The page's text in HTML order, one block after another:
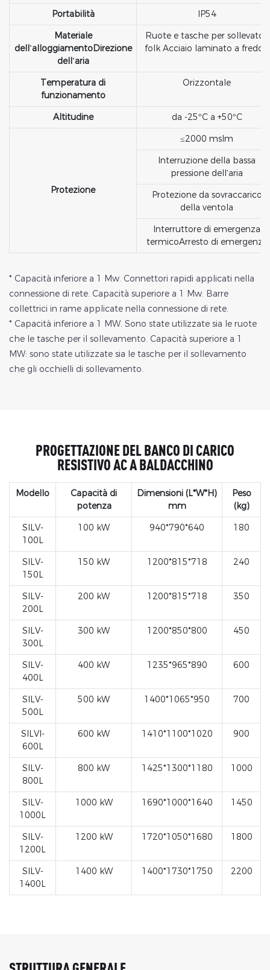
Portabilità
IP54
Materiale
dell'alloggiamentoDirezione
dell'aria
Ruote e tasche per sollevatori
folk Acciaio laminato a freddo
Temperatura di
funzionamento
Orizzontale
Altitudine da -25°C a +50°C
Protezione
≤2000 mslm
Interruzione della bassa
pressione dell'aria
Protezione da sovraccarico
della ventola
Interruttore di emergenza
termicoArresto di emergenza
* Capacità inferiore a 1 Mw. Connettori rapidi applicati nella
connessione di rete. Capacità superiore a 1 Mw. Barre
collettrici in rame applicate nella connessione di rete.
* Capacità inferiore a 1 MW. Sono state utilizzate sia le ruote
che le tasche per il sollevamento. Capacità superiore a 1
MW: sono state utilizzate sia le tasche per il sollevamento
che gli occhielli di sollevamento.
PROGETTAZIONE DEL BANCO DI CARICO
RESISTIVO AC A BALDACCHINO
Modello
Capacità di
potenza
Dimensioni (L*W*H)
mm
Peso
(kg)
SILV-
100L
100 kW 940*790*640 180
SILV-
150L
150 kW 1200*815*718 240
SILV-
200L
200 kW 1200*815*718 350
SILV-
300L
300 kW 1200*850*800 450
SILV-
400L
400 kW 1235*965*890 600
SILV-
500L
500 kW 1400*1065*950 700
SILVI-
600L
600 kW 1410*1100*1020 900
SILV-
800L
800 kW 1425*1300*1180 1000
SILV-
1000L
1000 kW 1690*1000*1640 1450
SILV-
1200L
1200 kW 1720*1050*1680 1800
SILV-
1400L
1400 kW 1400*1730*1750 2200